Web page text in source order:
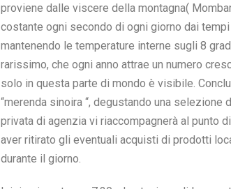
proviene dalle viscere della montagna(
costante ogni secondo di ogni giorno dai
mantenendo le temperature interne sugli 8
rarissimo, che ogni anno attrae un numero
solo in questa parte di mondo è visibile.
“merenda sinoira “, degustando una selezione
privata di agenzia vi riaccompagnerà al punto
aver ritirato gli eventuali acquisti di prodotti
durante il giorno.